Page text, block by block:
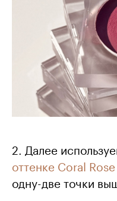
2. Далее
оттенке Coral Rose
одну-две точки